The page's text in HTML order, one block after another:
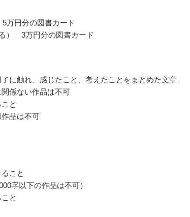
万円分の図書カード
） 3万円分の図書カード
に触れ、感じたこと、考えたことをまとめた文章
係ない作品は不可
と
品は不可
こと
字以下の作品は不可）
と